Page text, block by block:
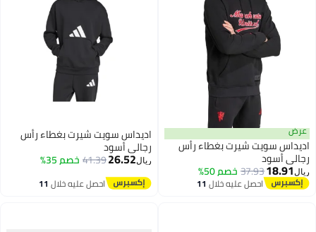
سويت شيرت بغطاء رأس
أسود
18.91
37.93خصم 50%
احصل عليه خلال11
اغسطس
اديداس سويت شيرت بغطاء رأس
رجالي أسود
26.52
41.39خصم 35%
احصل عليه خلال11
اغسطس